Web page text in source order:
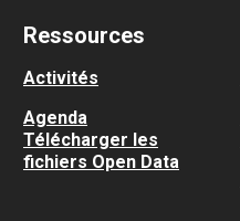
Ressources
Activités
Agenda
Télécharger les
fichiers Open Data